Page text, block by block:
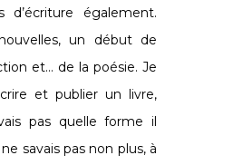
d’écriture également.
un début de
et… de la poésie. Je
et publier un livre,
pas quelle forme il
savais pas non plus, à